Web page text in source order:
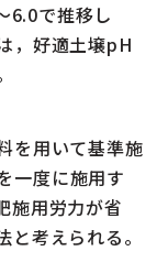
6.0で推移し
，好適土壌pH
を用いて基準施
一度に施用す
施用労力が省
考えられる。